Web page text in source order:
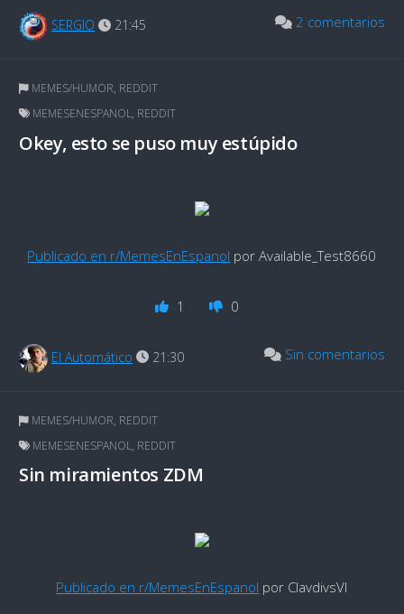
SERGIO 21:45 2 comentarios
MEMES/HUMOR, REDDIT
MEMESENESPANOL, REDDIT
Okey, esto se puso muy estúpido
Publicado en r/MemesEnEspanol por Available_Test8660
1 0
El Automático 21:30 Sin comentarios
MEMES/HUMOR, REDDIT
MEMESENESPANOL, REDDIT
Sin miramientos ZDM
Publicado en r/MemesEnEspanol por ClavdivsVI